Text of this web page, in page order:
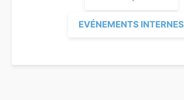
EVÉNEMENTS INTERNES